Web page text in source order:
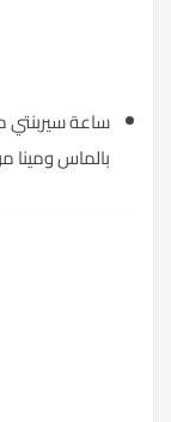
بالماس ومينا